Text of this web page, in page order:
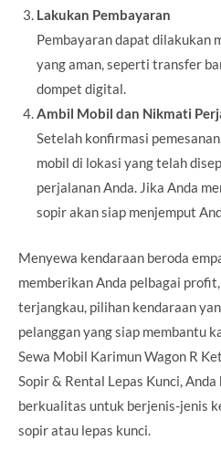
Lakukan Pembayaran
Pembayaran dapat dilakukan
yang aman, seperti transfer
dompet digital.
Ambil Mobil dan Nikmati
Setelah konfirmasi
mobil di lokasi yang telah
perjalanan Anda. Jika Anda
sopir akan siap menjemput
Menyewa kendaraan beroda
memberikan Anda pelbagai
terjangkau, pilihan kendaraan
pelanggan yang siap membantu
Sewa Mobil Karimun Wagon R
Sopir & Rental Lepas Kunci,
berkualitas untuk berjenis-jenis
sopir atau lepas kunci.